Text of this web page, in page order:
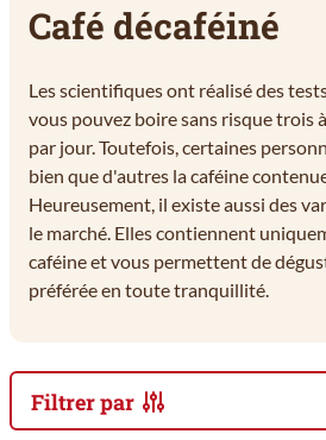
Café décaféiné
Les scientifiques ont réalisé des
vous pouvez boire sans risque trois
par jour. Toutefois, certaines
bien que d'autres la caféine
Heureusement, il existe aussi des
le marché. Elles contiennent
caféine et vous permettent de
préférée en toute tranquillité.
Filtrer par